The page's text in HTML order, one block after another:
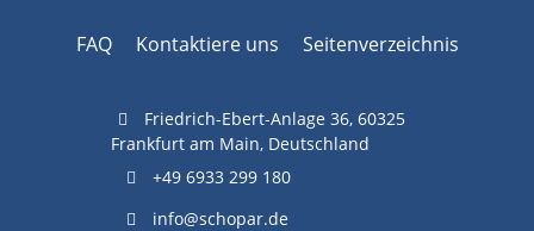
FAQ Kontaktiere uns Seitenverzeichnis
Friedrich-Ebert-Anlage 36, 60325
Frankfurt am Main, Deutschland
+49 6933 299 180
info@schopar.de